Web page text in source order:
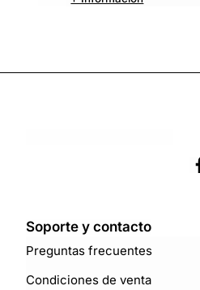
Soporte y contacto
Preguntas frecuentes
Condiciones de venta